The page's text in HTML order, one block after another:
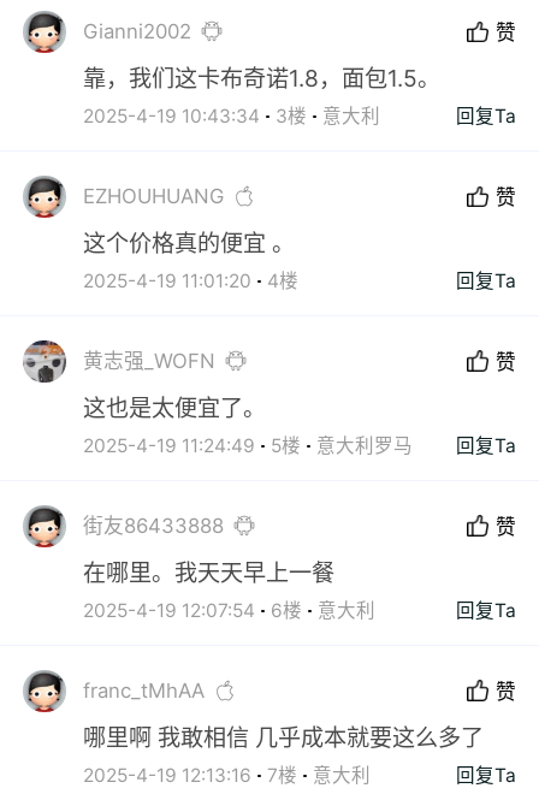
Gianni2002 赞
靠，我们这卡布奇诺1.8，面包1.5。
2025-4-19 10:43:34 3楼 意大利 回复Ta
EZHOUHUANG 赞
这个价格真的便宜 。
2025-4-19 11:01:20 4楼 回复Ta
黄志强_WOFN 赞
这也是太便宜了。
2025-4-19 11:24:49 5楼 意大利罗马 回复Ta
街友86433888 赞
在哪里。我天天早上一餐
2025-4-19 12:07:54 6楼 意大利 回复Ta
franc_tMhAA 赞
哪里啊 我敢相信 几乎成本就要这么多了
2025-4-19 12:13:16 7楼 意大利 回复Ta